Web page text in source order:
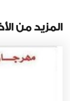
المزيد من